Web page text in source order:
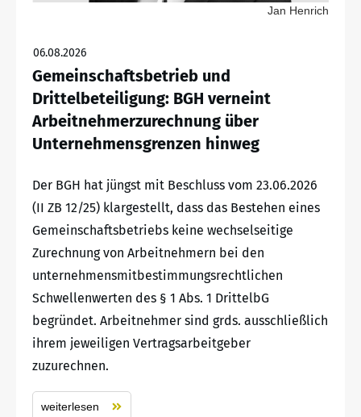
Jan Henrich
06.08.2026
Gemeinschaftsbetrieb und
Drittelbeteiligung: BGH verneint
Arbeitnehmerzurechnung über
Unternehmensgrenzen hinweg
Der BGH hat jüngst mit Beschluss vom 23.06.2026
(II ZB 12/25) klargestellt, dass das Bestehen eines
Gemeinschaftsbetriebs keine wechselseitige
Zurechnung von Arbeitnehmern bei den
unternehmensmitbestimmungsrechtlichen
Schwellenwerten des § 1 Abs. 1 DrittelbG
begründet. Arbeitnehmer sind grds. ausschließlich
ihrem jeweiligen Vertragsarbeitgeber
zuzurechnen.
weiterlesen